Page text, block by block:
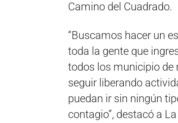
Camino del Cuadrado.
“Buscamos hacer un
toda la gente que
todos los municipio de
seguir liberando
puedan ir sin ningún
contagio”, destacó a